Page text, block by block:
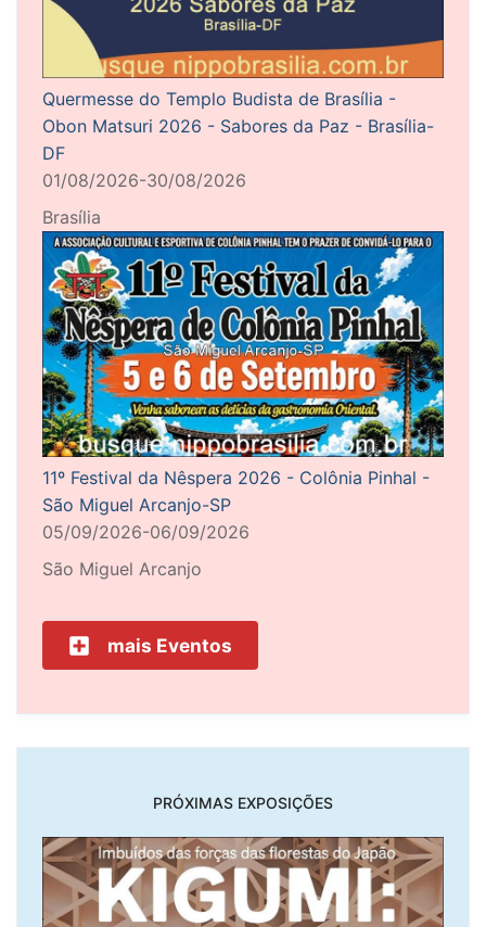
Quermesse do Templo Budista de Brasília -
Obon Matsuri 2026 - Sabores da Paz - Brasília-
DF
01/08/2026-30/08/2026
Brasília
11º Festival da Nêspera 2026 - Colônia Pinhal -
São Miguel Arcanjo-SP
05/09/2026-06/09/2026
São Miguel Arcanjo
mais Eventos
PRÓXIMAS EXPOSIÇÕES